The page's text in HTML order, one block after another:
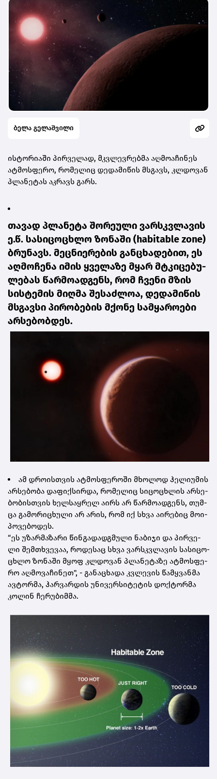
ბელა გელაშვილი
ის­ტო­რი­ა­ში პირ­ვე­ლად, მკვლევ­რებ­მა აღ­მო­ა­ჩი­ნეს
ატ­მოს­ფე­რო, რო­მე­ლიც დე­და­მი­წის მსგავს, კლდო­ვან
პლა­ნე­ტას აკ­რავს გარს.
თა­ვად პლა­ნე­ტა შო­რე­უ­ლი ვარ­სკვლა­ვის
ე.წ. სა­სი­ცო­ცხლო ზო­ნა­ში (habitable zone)
ბრუ­ნავს. მეც­ნი­ე­რე­ბის გან­ცხა­დე­ბით, ეს
აღ­მო­ჩე­ნა იმის ყვე­ლა­ზე მყარ მტკი­ცე­ბუ­
ლე­ბას წარ­მო­ად­გენს, რომ ჩვე­ნი მზის
სის­ტე­მის მიღ­მა შე­საძ­ლოა, დე­და­მი­წის
მსგავ­სი პი­რო­ბე­ბის მქო­ნე სამ­ყა­რო­ე­ბი
არ­სე­ბობ­დეს.
ამ დრო­ის­თვის ატ­მოს­ფე­რო­ში მხო­ლოდ ჰე­ლი­უ­მის
არ­სე­ბო­ბა და­ფიქ­სირ­და, რო­მე­ლიც სი­ცო­ცხლის არ­სე­
ბო­ბის­თვის ხელ­საყ­რელ აირს არ წარ­მო­ად­გენს, თუმ­
ცა გა­მო­რი­ცხუ­ლი არ არის, რომ იქ სხვა აი­რე­ბიც მო­ი­
პო­ვე­ბო­დეს.
“ეს უზარ­მა­ზა­რი წინ­გა­დად­გმუ­ლი ნა­ბი­ჯი და პირ­ვე­
ლი შემ­თხვე­ვაა, რო­დე­საც სხვა ვარ­სკვლა­ვის სა­სი­ცო­
ცხლო ზო­ნა­ში მყოფ კლდო­ვან პლა­ნე­ტა­ზე ატ­მოს­ფე­
რო აღ­მო­ვა­ჩი­ნეთ", - გა­ნა­ცხა­და კვლე­ვის წამ­ყვან­მა
ავ­ტორ­მა, ჰარ­ვარ­დის უნი­ვერ­სი­ტე­ტის დოქ­ტორ­მა
კო­ლინ ჩე­რუ­ბიმ­მა.